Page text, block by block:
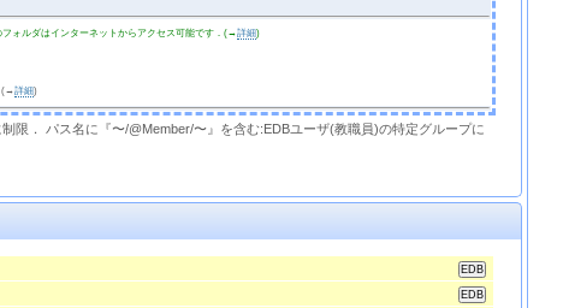
フォルダはインターネットからアクセス可能です．(→詳細)
(→詳細)
限． パス名に『〜/@Member/〜』を含む:EDBユーザ(教職員)の特定グループに